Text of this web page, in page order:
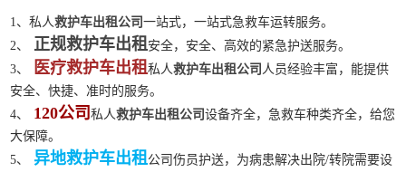
1、私人救护车出租公司一站式，一站式急救车运转服务。
2、
正规救护车出租 安全，安全、高效的紧急护送服务。
3、
医疗救护车出租私人救护车出租公司 人员经验丰富，能提供
安全、快捷、准时的服务。
4、
120公司私人救护车出租公司设备齐全，急救车种类齐全，给您
大保障。
5、
异地救护车出租 公司伤员护送，为病患解决出院/转院需要设